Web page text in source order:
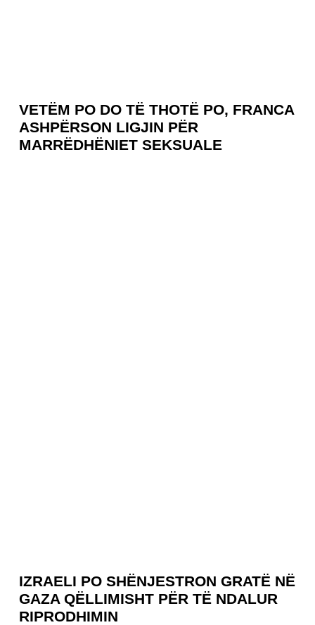
VETËM PO DO TË THOTË PO, FRANCA
ASHPËRSON LIGJIN PËR
MARRËDHËNIET SEKSUALE
IZRAELI PO SHËNJESTRON GRATË NË
GAZA QËLLIMISHT PËR TË NDALUR
RIPRODHIMIN